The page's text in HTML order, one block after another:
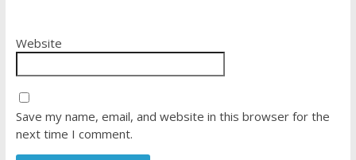
Website
Save my name, email, and website in this browser for the
next time I comment.